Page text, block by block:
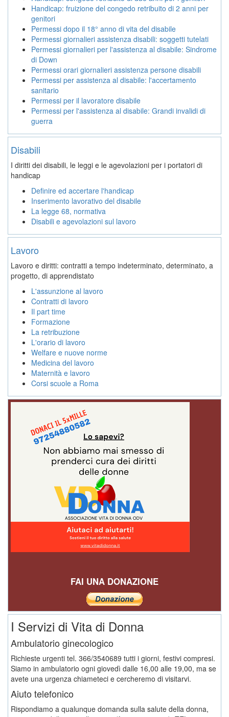
Handicap: fruizione del congedo retribuito di 2 anni per
genitori
Permessi dopo il 18° anno di vita del disabile
Permessi giornalieri assistenza disabili: soggetti tutelati
Permessi giornalieri per l'assistenza al disabile: Sindrome
di Down
Permessi orari giornalieri assistenza persone disabili
Permessi per assistenza al disabile: l'accertamento
sanitario
Permessi per il lavoratore disabile
Permessi per l'assistenza al disabile: Grandi invalidi di
guerra
Disabili
I diritti dei disabili, le leggi e le agevolazioni per i portatori di
handicap
Definire ed accertare l'handicap
Inserimento lavorativo del disabile
La legge 68, normativa
Disabili e agevolazioni sul lavoro
Lavoro
Lavoro e diritti: contratti a tempo indeterminato, determinato, a
progetto, di apprendistato
L'assunzione al lavoro
Contratti di lavoro
Il part time
Formazione
La retribuzione
L'orario di lavoro
Welfare e nuove norme
Medicina del lavoro
Maternità e lavoro
Corsi scuole a Roma
FAI UNA DONAZIONE
I Servizi di Vita di Donna
Ambulatorio ginecologico
Richieste urgenti tel. 366/3540689 tutti i giorni, festivi compresi.
Siamo in ambulatorio ogni giovedì dalle 16,00 alle 19,00, ma se
avete una urgenza chiameteci e cercheremo di visitarvi.
Aiuto telefonico
Rispondiamo a qualunque domanda sulla salute della donna,